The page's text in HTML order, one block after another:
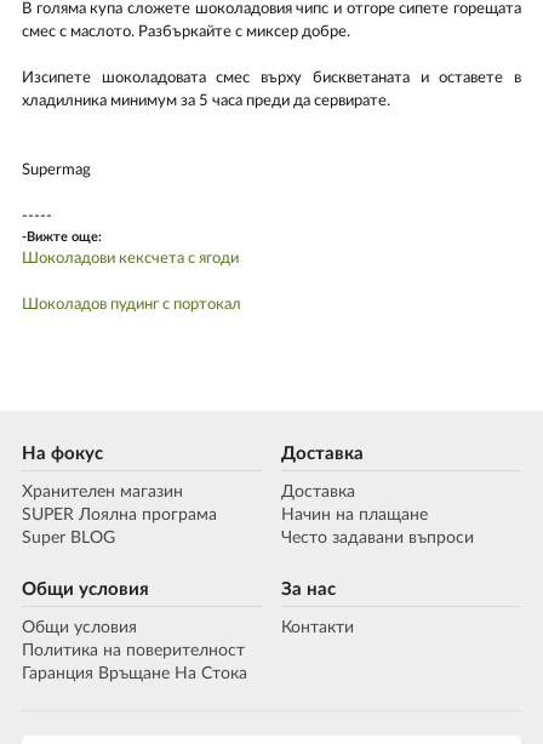
В голяма купа сложете шоколадовия чипс и отгоре сипете горещата
смес с маслото. Разбъркайте с миксер добре.
Изсипете шоколадовата смес върху бискветаната и оставете в
хладилника минимум за 5 часа преди да сервирате.
Supermag
-----
-Вижте още:
Шоколадови кексчета с ягоди
Шоколадов пудинг с портокал
На фокус
Хранителен магазин
SUPER Лоялна програма
Super BLOG
Доставка
Доставка
Начин на плащане
Често задавани въпроси
Общи условия
Общи условия
Политика на поверителност
Гаранция Връщане На Стока
За нас
Контакти